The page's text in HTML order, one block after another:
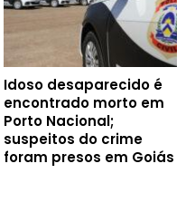
Idoso desaparecido é
encontrado morto em
Porto Nacional;
suspeitos do crime
foram presos em Goiás